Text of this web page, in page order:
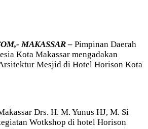
MAKASSAR – Pimpinan Daerah
Kota Makassar mengadakan
Mesjid di Hotel Horison Kota
Drs. H. M. Yunus HJ, M. Si
Wotkshop di hotel Horison